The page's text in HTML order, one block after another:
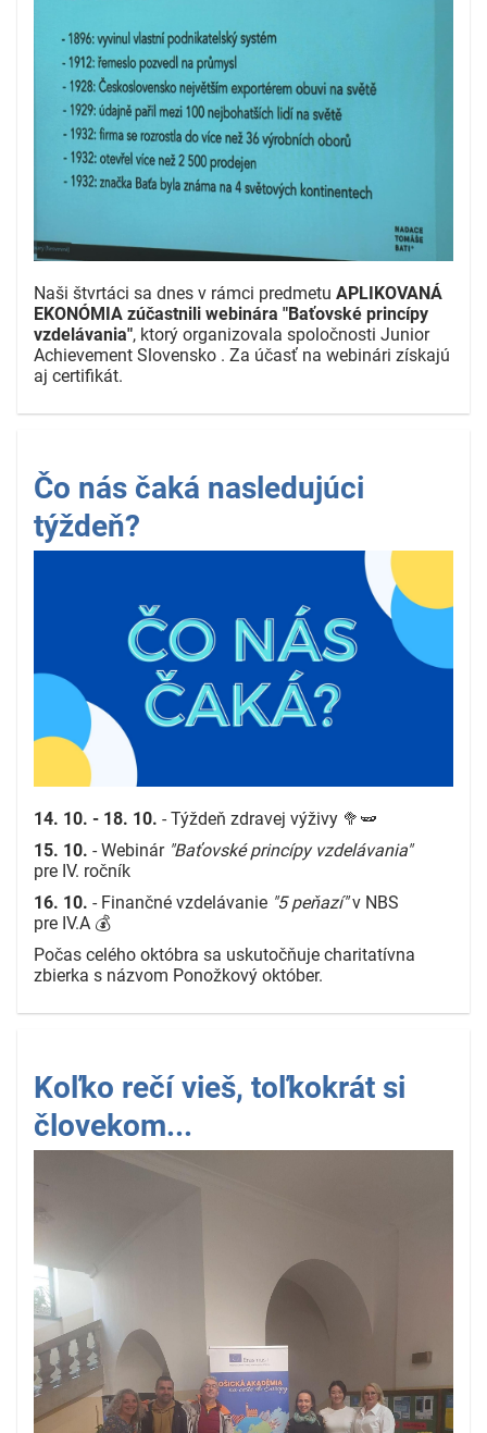
Naši štvrtáci sa dnes v rámci predmetu APLIKOVANÁ
EKONÓMIA zúčastnili webinára "Baťovské princípy
vzdelávania", ktorý organizovala spoločnosti Junior
Achievement Slovensko . Za účasť na webinári získajú
aj certifikát.
Čo nás čaká nasledujúci
týždeň?
14. 10. - 18. 10. - Týždeň zdravej výživy 🥦🫛
15. 10. - Webinár "Baťovské princípy vzdelávania"
pre IV. ročník
16. 10. - Finančné vzdelávanie "5 peňazí"v NBS
pre IV.A 💰
Počas celého októbra sa uskutočňuje charitatívna
zbierka s názvom Ponožkový október.
Koľko rečí vieš, toľkokrát si
človekom...